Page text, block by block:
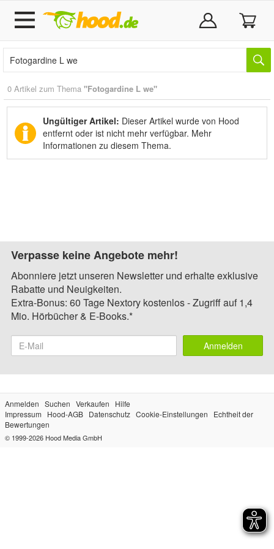
0 Artikel zum Thema "Fotogardine L we"
Ungültiger Artikel: Dieser Artikel wurde von Hood
entfernt oder ist nicht mehr verfügbar. Mehr
Informationen zu diesem Thema.
Verpasse keine Angebote mehr!
Abonniere jetzt unseren Newsletter und erhalte exklusive
Rabatte und Neuigkeiten.
Extra-Bonus: 60 Tage Nextory kostenlos - Zugriff auf 1,4
Mio. Hörbücher & E-Books.*
Anmelden
Anmelden Suchen Verkaufen
Hilfe
Impressum
Hood-AGB Datenschutz Cookie-Einstellungen
Echtheit der
Bewertungen
© 1999-2026 Hood Media GmbH